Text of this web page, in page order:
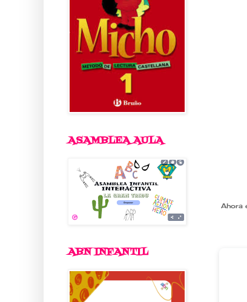
Ahora
ASAMBLEA AULA
ABN INFANTIL